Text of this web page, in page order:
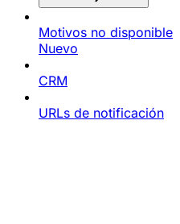
Motivos no disponible
Nuevo
CRM
URLs de notificación